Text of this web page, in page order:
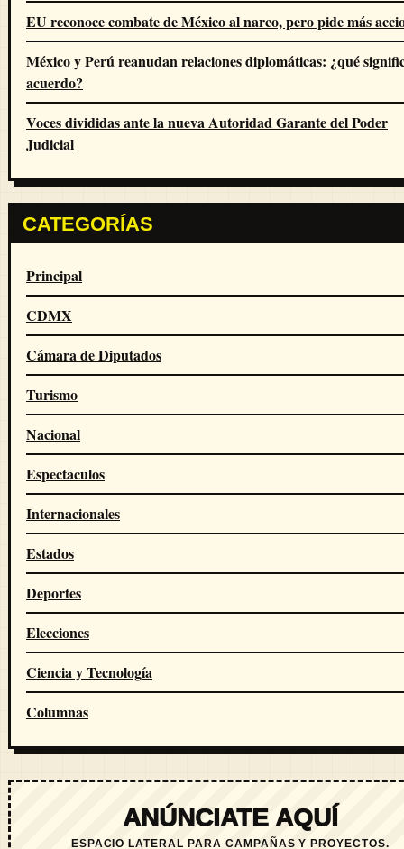
EU reconoce combate de México al narco, pero pide más
México y Perú reanudan relaciones diplomáticas: ¿qué
acuerdo?
Voces divididas ante la nueva Autoridad Garante del Poder
Judicial
CATEGORÍAS
Principal
CDMX
Cámara de Diputados
Turismo
Nacional
Espectaculos
Internacionales
Estados
Deportes
Elecciones
Ciencia y Tecnología
Columnas
ANÚNCIATE AQUÍ
ESPACIO LATERAL PARA CAMPAÑAS Y PROYECTOS.